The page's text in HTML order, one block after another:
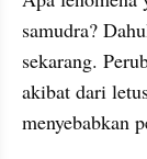
samudra?
sekarang.
akibat dari
menyebabkan